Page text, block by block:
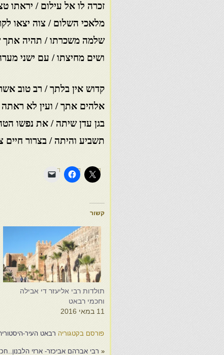
זכרה לו אל עילום / יראתו
מלאכי השלום / צוה יצאו
שלמה משכרתו / תהיה אתך
ושים מחיצתו / עם ישני
קדוש אין בלתך / רב טוב
אלהים אתך / ועין לא ראתה
בגן עדן שיתה / את נפשו
תשביע והיתה / בצרור חיים
קשור
תולדות רבי אליעזר די אבילה
וחכמי רבאט
11 במאי 2016
פורסם בקטגוריה רבאט העיר-
« רבי אברהם אביכזר- ארזי